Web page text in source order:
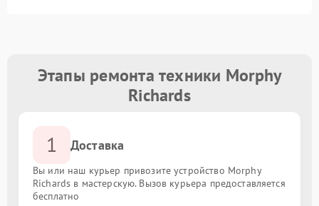
Этапы ремонта техники Morphy
Richards
1 Доставка
Вы или наш курьер привозите устройство Morphy
Richards в мастерскую. Вызов курьера предоставляется
бесплатно